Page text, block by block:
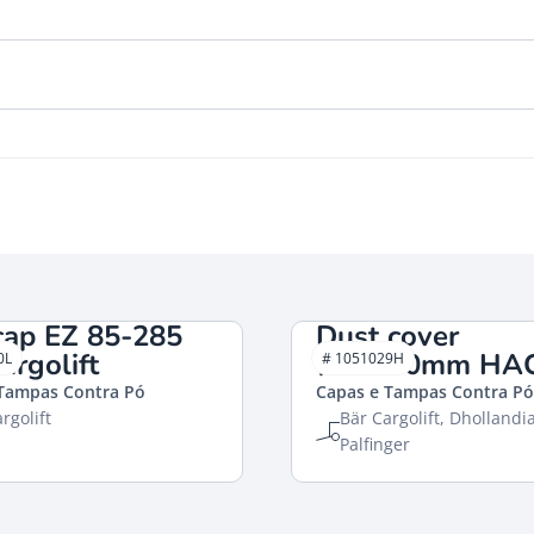
EZ 85-285
Contra Pó
Dust cover
Ø70x70mm
Capas e Tampas Contra Pó
Bär Cargolift,
Palfinger
# 1051029H